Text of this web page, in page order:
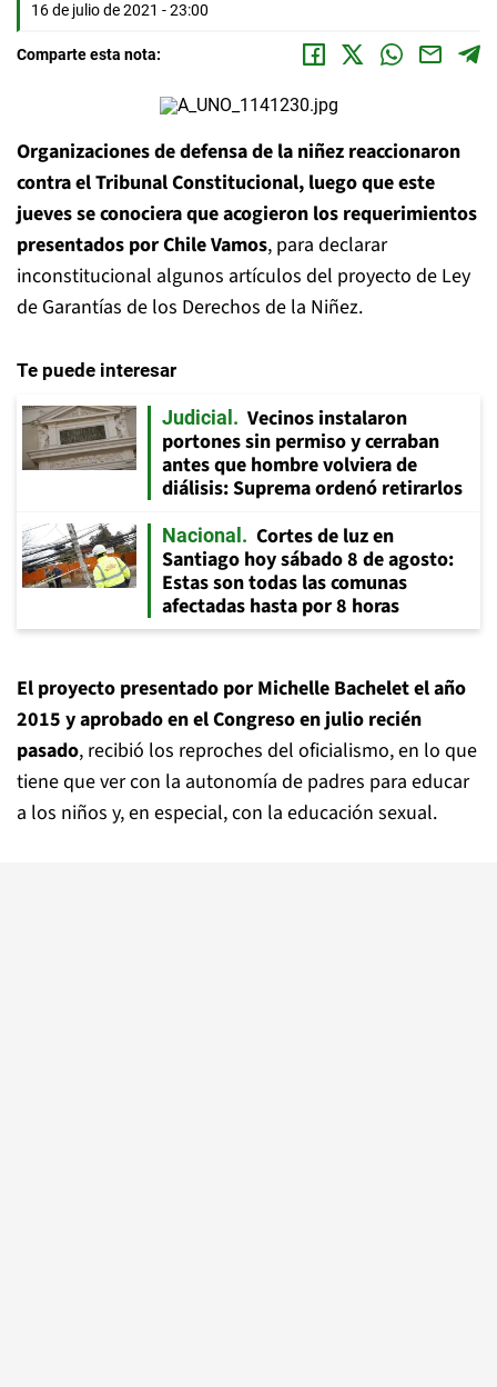
16 de julio de 2021 - 23:00
Comparte esta nota:
Organizaciones de defensa de la niñez reaccionaron
contra el Tribunal Constitucional, luego que este
jueves se conociera que acogieron los requerimientos
presentados por Chile Vamos, para declarar
inconstitucional algunos artículos del proyecto de Ley
de Garantías de los Derechos de la Niñez.
Te puede interesar
Judicial
Vecinos instalaron
portones sin permiso y cerraban
antes que hombre volviera de
diálisis: Suprema ordenó retirarlos
Nacional
Cortes de luz en
Santiago hoy sábado 8 de agosto:
Estas son todas las comunas
afectadas hasta por 8 horas
El proyecto presentado por Michelle Bachelet el año
2015 y aprobado en el Congreso en julio recién
pasado, recibió los reproches del oficialismo, en lo que
tiene que ver con la autonomía de padres para educar
a los niños y, en especial, con la educación sexual.